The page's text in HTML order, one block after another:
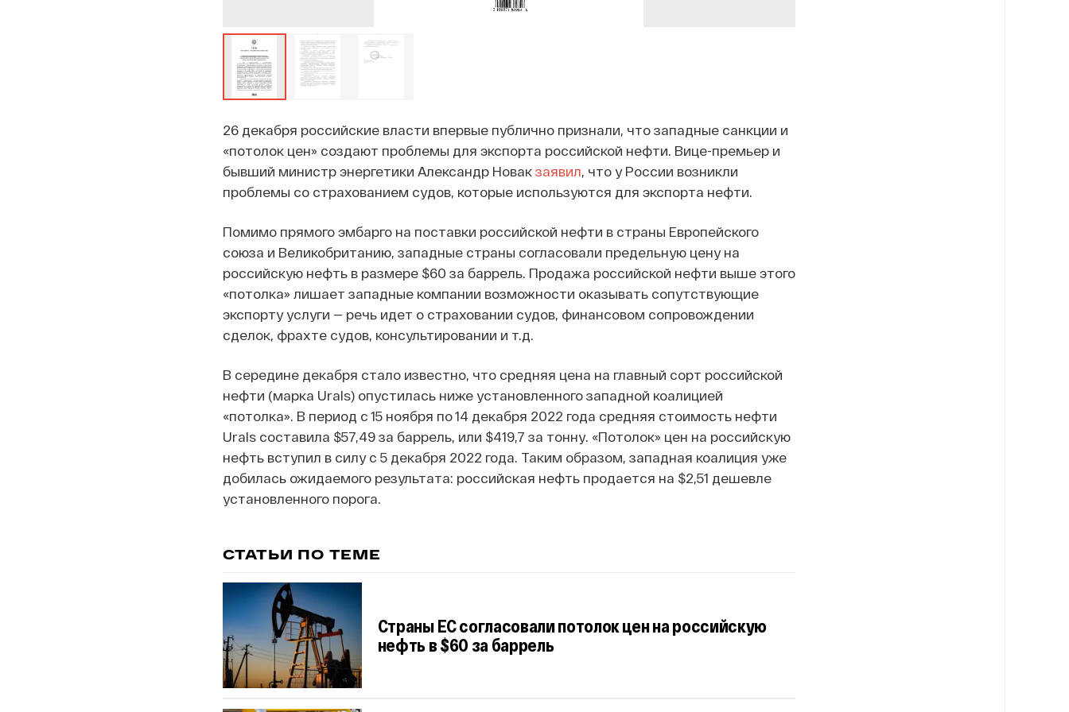
26 декабря российские власти впервые публично признали, что западные санкции и
«потолок цен» создают проблемы для экспорта российской нефти. Вице-премьер и
бывший министр энергетики Александр Новак заявил , что у России возникли
проблемы со страхованием судов, которые используются для экспорта нефти.
Помимо прямого эмбарго на поставки российской нефти в страны Европейского
союза и Великобританию, западные страны согласовали предельную цену на
российскую нефть в размере $60 за баррель. Продажа российской нефти выше этого
«потолка» лишает западные компании возможности оказывать сопутствующие
экспорту услуги — речь идет о страховании судов, финансовом сопровождении
сделок, фрахте судов, консультировании и т.д.
В середине декабря стало известно, что средняя цена на главный сорт российской
нефти (марка Urals) опустилась ниже установленного западной коалицией
«потолка». В период с 15 ноября по 14 декабря 2022 года средняя стоимость нефти
Urals составила $57,49 за баррель, или $419,7 за тонну. «Потолок» цен на российскую
нефть вступил в силу с 5 декабря 2022 года. Таким образом, западная коалиция уже
добилась ожидаемого результата: российская нефть продается на $2,51 дешевле
установленного порога.
СТАТЬИ ПО ТЕМЕ
Страны ЕС согласовали потолок цен на российскую
нефть в $60 за баррель